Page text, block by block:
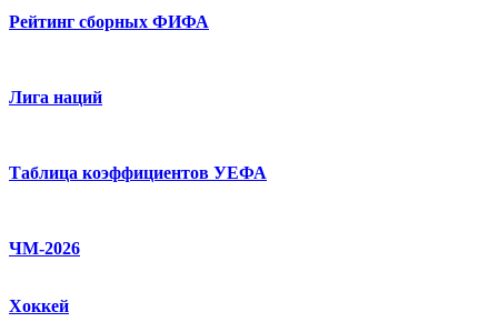
Рейтинг сборных ФИФА
Лига наций
Таблица коэффициентов УЕФА
ЧМ-2026
Хоккей